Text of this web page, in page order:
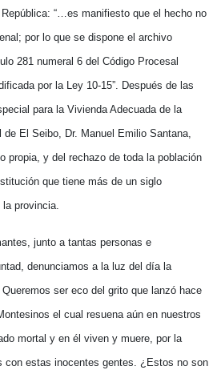
“…es manifiesto que el hecho no
por lo que se dispone el archivo
281 numeral 6 del Código Procesal
por la Ley 10-15”. Después de las
para la Vivienda Adecuada de la
El Seibo, Dr. Manuel Emilio Santana,
propia, y del rechazo de toda la población
que tiene más de un siglo
provincia.
junto a tantas personas e
denunciamos a la luz del día la
ser eco del grito que lanzó hace
el cual resuena aún en nuestros
mortal y en él viven y muere, por la
con estas inocentes gentes. ¿Estos no son